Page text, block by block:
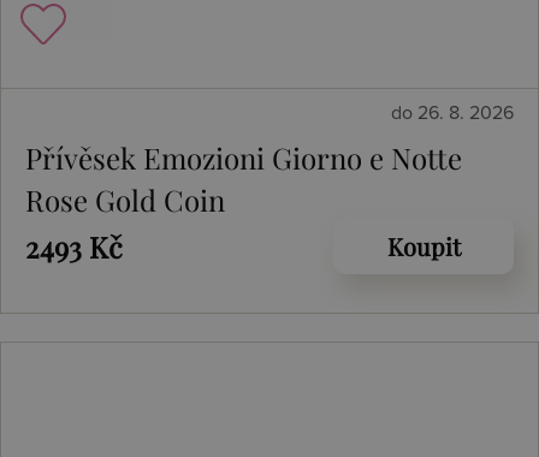
do 26. 8. 2026
Přívěsek Emozioni Giorno e Notte
Rose Gold Coin
2493 Kč
Koupit